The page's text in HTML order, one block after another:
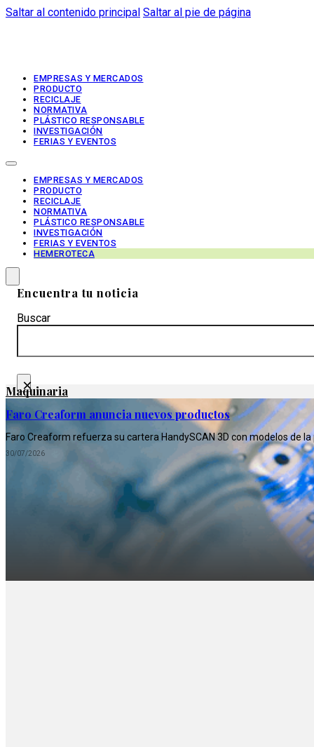
Saltar al contenido principal Saltar al pie de página
EMPRESAS Y MERCADOS
PRODUCTO
RECICLAJE
NORMATIVA
PLÁSTICO RESPONSABLE
INVESTIGACIÓN
FERIAS Y EVENTOS
EMPRESAS Y MERCADOS
PRODUCTO
RECICLAJE
NORMATIVA
PLÁSTICO RESPONSABLE
INVESTIGACIÓN
FERIAS Y EVENTOS
HEMEROTECA
Encuentra tu noticia
Buscar
×
Maquinaria
Faro Creaform anuncia nuevos productos
Faro Creaform refuerza su cartera HandySCAN 3D con modelos de
30/07/2026